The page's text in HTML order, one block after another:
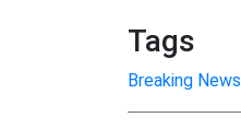
Tags
Breaking News